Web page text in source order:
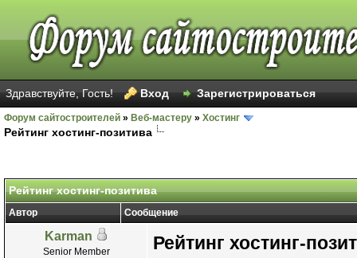
Здравствуйте, Гость! Вход Зарегистрироваться
Форум сайтостроителей » Веб-мастеру » Хостинг
Рейтинг хостинг-позитива
Рейтинг хостинг-позитива
Автор Сообщение
Karman
Senior Member Рейтинг хостинг-